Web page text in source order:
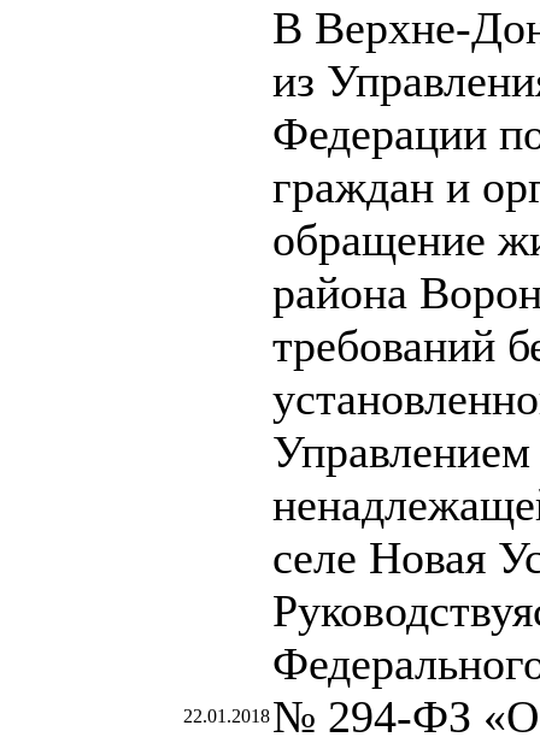
22.01.2018
В Верхне-
из
Федерации
граждан и
обращение
района
требований
селе Новая
№ 294-ФЗ «О